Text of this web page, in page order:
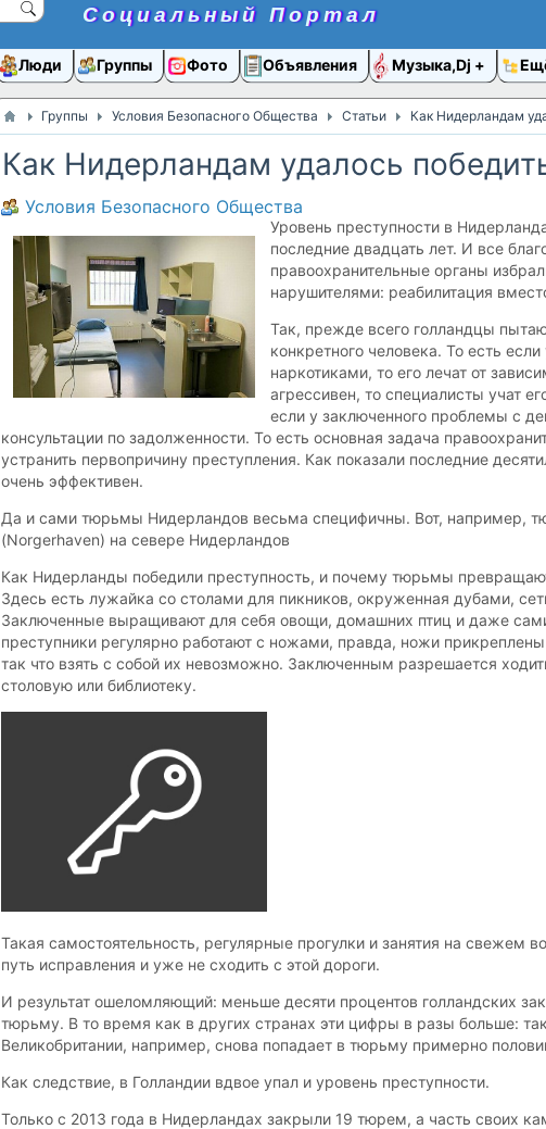
Социальный Портал
Люди Группы Фото Объявления Музыка,Dj
Группы Условия Безопасного Общества Статьи ​Как Нидерландам
​Как Нидерландам удалось
Условия Безопасного Общества
Уровень преступности в
последние двадцать лет. И все
правоохранительные органы
нарушителями: реабилитация
Так, прежде всего голландцы
конкретного человека. То есть
наркотиками, то его лечат от
агрессивен, то специалисты учат
если у заключенного проблемы с
консультации по задолженности. То есть основная задача
устранить первопричину преступления. Как показали последние
очень эффективен.
Да и сами тюрьмы Нидерландов весьма специфичны. Вот, например,
(Norgerhaven) на севере Нидерландов
Как Нидерланды победили преступность, и почему тюрьмы
Здесь есть лужайка со столами для пикников, окруженная дубами,
Заключенные выращивают для себя овощи, домашних птиц и даже
преступники регулярно работают с ножами, правда, ножи
так что взять с собой их невозможно. Заключенным разрешается
столовую или библиотеку.
Такая самостоятельность, регулярные прогулки и занятия на свежем
путь исправления и уже не сходить с этой дороги.
И результат ошеломляющий: меньше десяти процентов голландских
тюрьму. В то время как в других странах эти цифры в разы больше:
Великобритании, например, снова попадает в тюрьму примерно
Как следствие, в Голландии вдвое упал и уровень преступности.
Только с 2013 года в Нидерландах закрыли 19 тюрем, а часть своих